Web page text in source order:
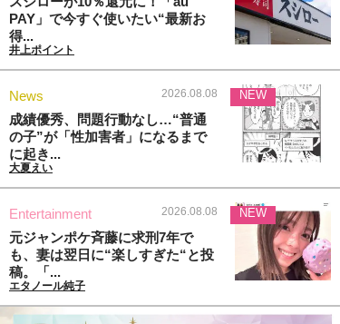
PAY」で今すぐ使いたい“最新お
得...
井上ポイント
News 2026.08.08
成績優秀、問題行動なし…“普通
の子”が「性加害者」になるまで
に起き...
大夏えい
NEW
Entertainment 2026.08.08
元ジャンポケ斉藤に求刑7年で
も、妻は翌日に“楽しすぎた“と投
稿。「...
エタノール純子
NEW